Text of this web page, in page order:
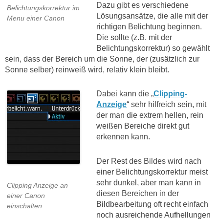
Belichtungskorrektur im
Menu einer Canon
Dazu gibt es verschiedene
Lösungsansätze, die alle mit der
richtigen Belichtung beginnen.
Die sollte (z.B. mit der
Belichtungskorrektur) so gewählt
sein, dass der Bereich um die Sonne, der (zusätzlich zur
Sonne selber) reinweiß wird, relativ klein bleibt.
Clipping Anzeige an
einer Canon
einschalten
Dabei kann die „Clipping-
Anzeige“ sehr hilfreich sein, mit
der man die extrem hellen, rein
weißen Bereiche direkt gut
erkennen kann.
Der Rest des Bildes wird nach
einer Belichtungskorrektur meist
sehr dunkel, aber man kann in
diesen Bereichen in der
Bildbearbeitung oft recht einfach
noch ausreichende Aufhellungen